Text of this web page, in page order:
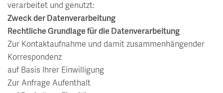
verarbeitet und genutzt:
Zweck der Datenverarbeitung
Rechtliche Grundlage für die Datenverarbeitung
Zur Kontaktaufnahme und damit zusammenhängender
Korrespondenz
auf Basis Ihrer Einwilligung
Zur Anfrage Aufenthalt